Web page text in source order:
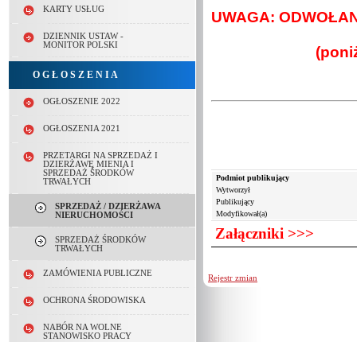
KARTY USŁUG
DZIENNIK USTAW -
MONITOR POLSKI
O G Ł O S Z E N I A
OGŁOSZENIE 2022
OGŁOSZENIA 2021
PRZETARGI NA SPRZEDAŻ I
DZIERŻAWĘ MIENIA I
SPRZEDAŻ ŚRODKÓW
TRWAŁYCH
SPRZEDAŻ / DZIERŻAWA
NIERUCHOMOŚCI
SPRZEDAŻ ŚRODKÓW
TRWAŁYCH
ZAMÓWIENIA PUBLICZNE
OCHRONA ŚRODOWISKA
NABÓR NA WOLNE
STANOWISKO PRACY
UWAGA:
Podmiot publikujący
Wytworzył
Publikujący
Modyfikował(a)
Załączniki >>>
Pliki:
1.
2.
3.
Rejestr zmian